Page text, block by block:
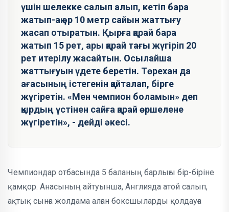
үшін шелекке салып алып, кетіп бара
жатып-ақ әр 10 метр сайын жаттығу
жасап отыратын. Қырға қарай бара
жатып 15 рет, ары қарай тағы жүгіріп 20
рет итерілу жасайтын. Осылайша
жаттығуын үдете беретін. Төрехан да
ағасының істегенін қайталап, бірге
жүгіретін. «Мен чемпион боламын» деп
қырдың үстінен сайға қарай өршелене
жүгіретін», - дейді әкесі.
Чемпиондар отбасында 5 баланың барлығы бір-біріне
қамқор. Анасының айтуынша, Англияда атой салып,
ақтық сынға жолдама алған боксшыларды қолдауға